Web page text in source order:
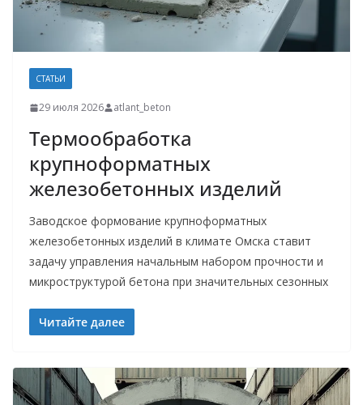
СТАТЬИ
29 июля 2026 atlant_beton
Термообработка
крупноформатных
железобетонных изделий
Заводское формование крупноформатных
железобетонных изделий в климате Омска ставит
задачу управления начальным набором прочности и
микроструктурой бетона при значительных сезонных
Читайте далее